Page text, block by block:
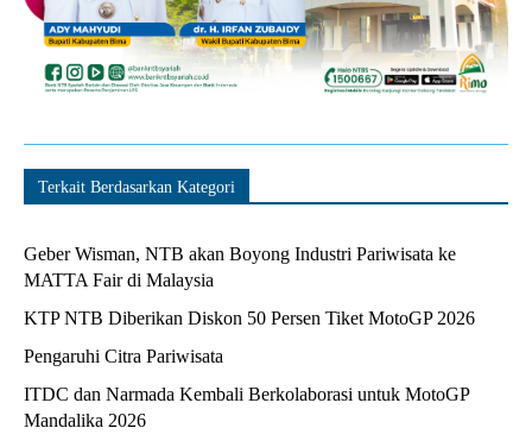
Terkait Berdasarkan Kategori
Geber Wisman, NTB akan Boyong Industri Pariwisata ke
MATTA Fair di Malaysia
KTP NTB Diberikan Diskon 50 Persen Tiket MotoGP 2026
Pengaruhi Citra Pariwisata
ITDC dan Narmada Kembali Berkolaborasi untuk MotoGP
Mandalika 2026